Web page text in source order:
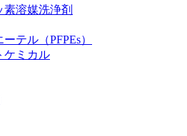
溶媒洗浄剤
テル（PFPEs）
ケミカル